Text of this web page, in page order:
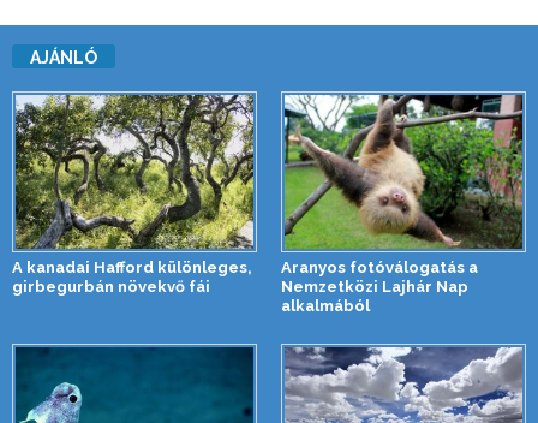
AJÁNLÓ
A kanadai Hafford különleges,
girbegurbán növekvő fái
Aranyos fotóválogatás a
Nemzetközi Lajhár Nap
alkalmából